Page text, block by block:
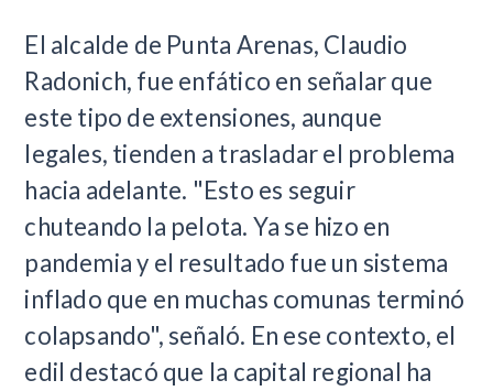
El alcalde de Punta Arenas, Claudio
Radonich, fue enfático en señalar que
este tipo de extensiones, aunque
legales, tienden a trasladar el problema
hacia adelante. "Esto es seguir
chuteando la pelota. Ya se hizo en
pandemia y el resultado fue un sistema
inflado que en muchas comunas terminó
colapsando", señaló. En ese contexto, el
edil destacó que la capital regional ha